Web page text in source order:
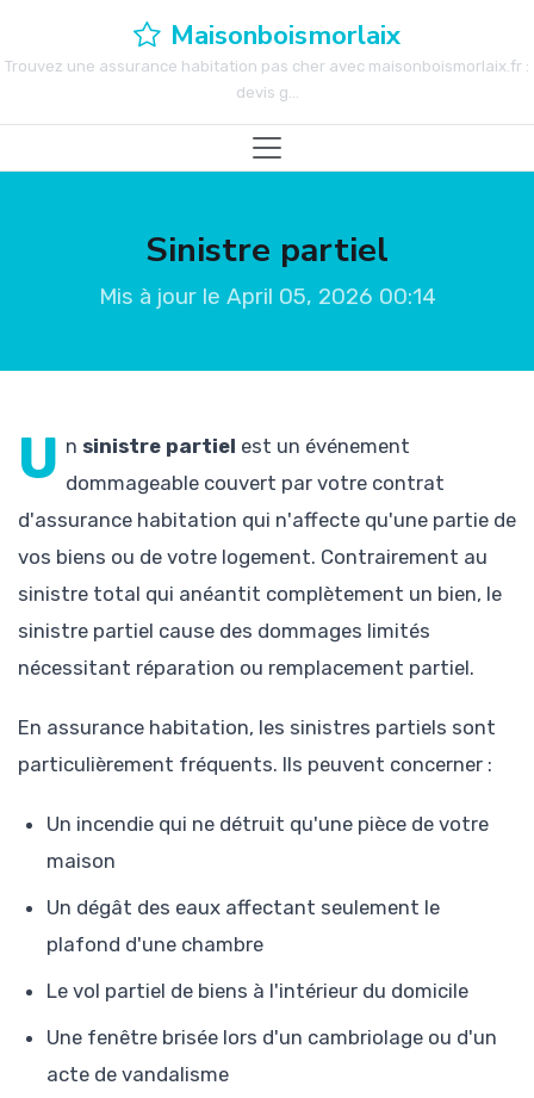
Maisonboismorlaix
Trouvez une assurance habitation pas cher avec maisonboismorlaix.fr :
devis g...
Sinistre partiel
Mis à jour le April 05, 2026 00:14
U n sinistre partiel est un événement
dommageable couvert par votre contrat
d'assurance habitation qui n'affecte qu'une partie de
vos biens ou de votre logement. Contrairement au
sinistre total qui anéantit complètement un bien, le
sinistre partiel cause des dommages limités
nécessitant réparation ou remplacement partiel.
En assurance habitation, les sinistres partiels sont
particulièrement fréquents. Ils peuvent concerner :
Un incendie qui ne détruit qu'une pièce de votre
maison
Un dégât des eaux affectant seulement le
plafond d'une chambre
Le vol partiel de biens à l'intérieur du domicile
Une fenêtre brisée lors d'un cambriolage ou d'un
acte de vandalisme